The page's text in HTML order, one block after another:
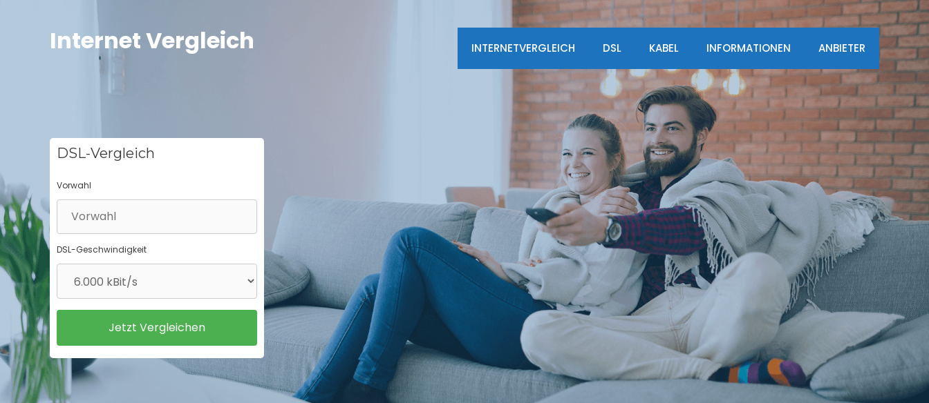
Internet Vergleich INTERNETVERGLEICH DSL KABEL INFORMATIONEN ANBIETER
DSL-Vergleich
Vorwahl
DSL-Geschwindigkeit